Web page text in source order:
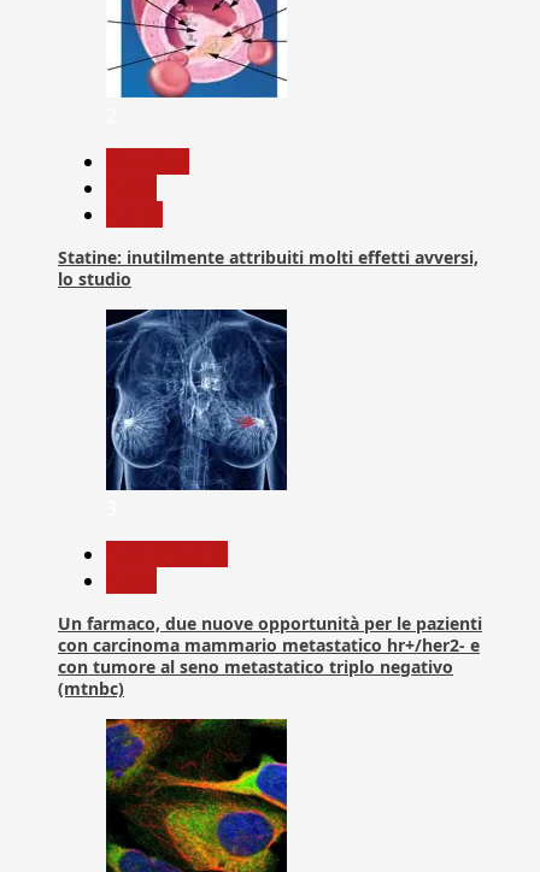
Statine: inutilmente attribuiti molti effetti avversi,
lo studio
Un farmaco, due nuove opportunità per le pazienti
con carcinoma mammario metastatico hr+/her2- e
con tumore al seno metastatico triplo negativo
(mtnbc)